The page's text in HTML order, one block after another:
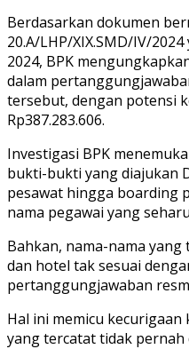
Berdasarkan dokumen
20.A/LHP/XIX.SMD/IV/
2024, BPK
dalam
tersebut, dengan potensi
Rp387.283.606.
Investigasi BPK
bukti-bukti yang diajukan
pesawat hingga boarding
nama pegawai yang
Bahkan, nama-nama
dan hotel tak sesuai
pertanggungjawaban
Hal ini memicu
yang tercatat tidak pernah